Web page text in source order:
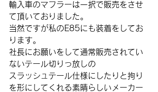
輸入車のマフラーは一択で販売をさせ
て頂いておりました。
当然ですが私のE85にも装着をしてお
ります。
社長にお願いをして通常販売されてい
ないテール切りっ放しの
スラッシュテール仕様にしたりと拘り
を形にしてくれる素晴らしいメーカー